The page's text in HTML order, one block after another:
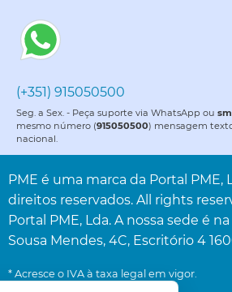
(+351) 915050500
Seg. a Sex. - Peça suporte via WhatsApp ou
mesmo número (915050500) mensagem
nacional.
PME é uma marca da Portal PME,
direitos reservados. All rights
Portal PME, Lda. A nossa sede é
Sousa Mendes, 4C, Escritório 4
* Acresce o IVA à taxa legal em vigor.